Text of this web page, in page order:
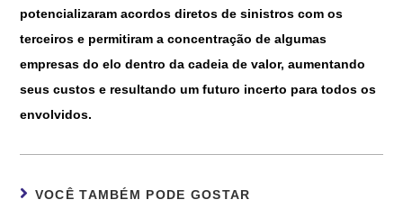
potencializaram acordos diretos de sinistros com os
terceiros e permitiram a concentração de algumas
empresas do elo dentro da cadeia de valor, aumentando
seus custos e resultando um futuro incerto para todos os
envolvidos.
VOCÊ TAMBÉM PODE GOSTAR